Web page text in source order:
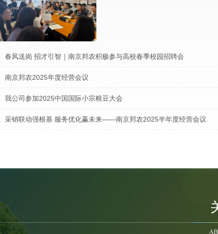
春风送岗 招才引智｜南京邦农积极参与高校春季校园招聘会
南京邦农2025年度经营会议
我公司参加2025中国国际小宗粮豆大会
采销联动强根基 服务优化赢未来——南京邦农2025半年度经营会议